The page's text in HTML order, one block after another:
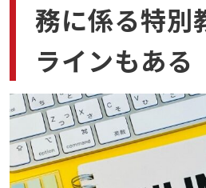
務に係る特別
ラインもある